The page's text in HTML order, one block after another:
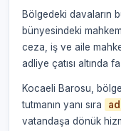
Bölgedeki davaların
bünyesindeki
ceza, iş ve aile
adliye çatısı altında
Kocaeli Barosu,
tutmanın yanı sıra
vatandaşa dönük